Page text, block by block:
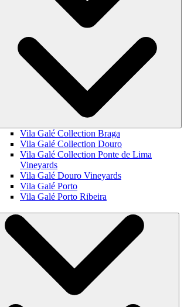
Vila Galé Collection Braga
Vila Galé Collection Douro
Vila Galé Collection Ponte de Lima
Vineyards
Vila Galé Douro Vineyards
Vila Galé Porto
Vila Galé Porto Ribeira